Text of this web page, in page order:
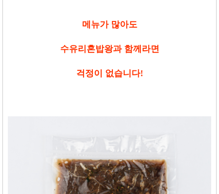
메뉴가 많아도
수유리혼밥왕과 함께라면
걱정이 없습니다!